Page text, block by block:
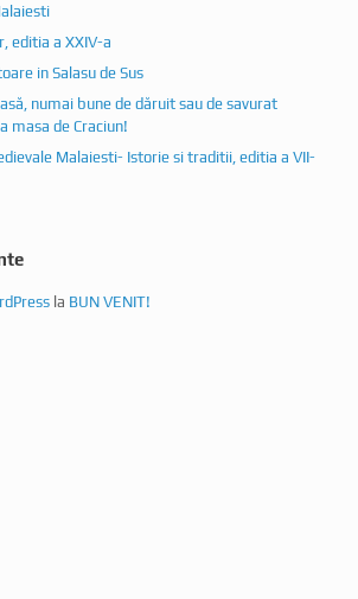
editia a XXIV-a
in Salasu de Sus
numai bune de dăruit sau de savurat
masa de Craciun!
Malaiesti- Istorie si traditii, editia a VII-
la BUN VENIT!